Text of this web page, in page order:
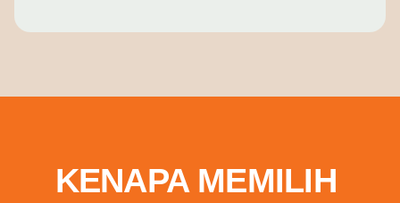
KENAPA MEMILIH